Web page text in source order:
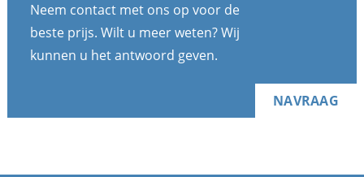
Neem contact met ons op voor de
beste prijs. Wilt u meer weten? Wij
kunnen u het antwoord geven.
NAVRAAG